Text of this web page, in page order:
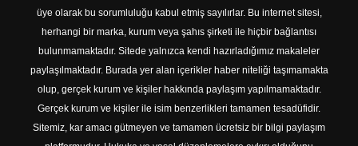
üye olarak bu sorumluluğu kabul etmiş sayılırlar. Bu internet sitesi,
herhangi bir marka, kurum veya şahıs şirketi ile hiçbir bağlantısı
bulunmamaktadır. Sitede yalnızca kendi hazırladığımız makaleler
paylaşılmaktadır. Burada yer alan içerikler haber niteliği taşımamakta
olup, gerçek kurum ve kişiler hakkında paylaşım yapılmamaktadır.
Gerçek kurum ve kişiler ile isim benzerlikleri tamamen tesadüfidir.
Sitemiz, kar amacı gütmeyen ve tamamen ücretsiz bir bilgi paylaşım